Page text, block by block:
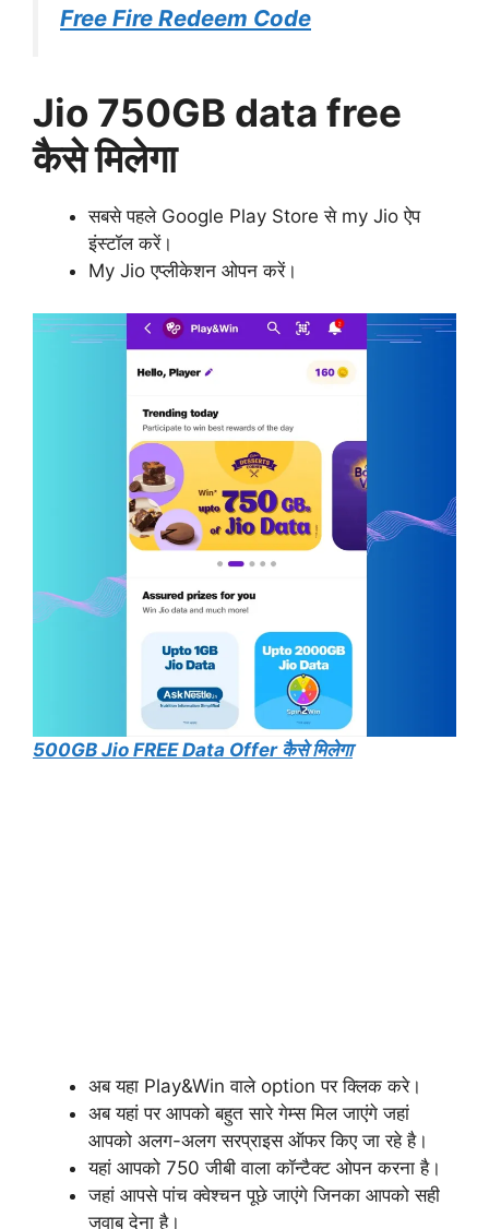
Free Fire Redeem Code
Jio 750GB data free
कैसे मिलेगा
सबसे पहले Google Play Store से my Jio ऐप
इंस्टॉल करें।
My Jio एप्लीकेशन ओपन करें।
500GB Jio FREE Data Offer कैसे मिलेगा
अब यहा Play&Win वाले option पर क्लिक करे।
अब यहां पर आपको बहुत सारे गेम्स मिल जाएंगे जहां
आपको अलग-अलग सरप्राइस ऑफर किए जा रहे है।
यहां आपको 750 जीबी वाला कॉन्टैक्ट ओपन करना है।
जहां आपसे पांच क्वेश्चन पूछे जाएंगे जिनका आपको सही
जवाब देना है।